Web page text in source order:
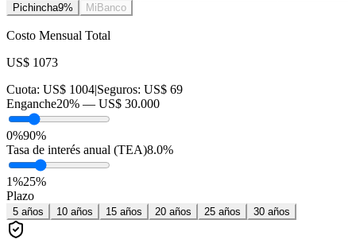
Pichincha9% MiBanco
Costo Mensual Total
US$ 1073
Cuota: US$ 1004|Seguros: US$ 69
Enganche20% — US$ 30.000
0%90%
Tasa de interés anual (TEA)8.0%
1%25%
Plazo
5 años 10 años 15 años 20 años 25 años 30 años